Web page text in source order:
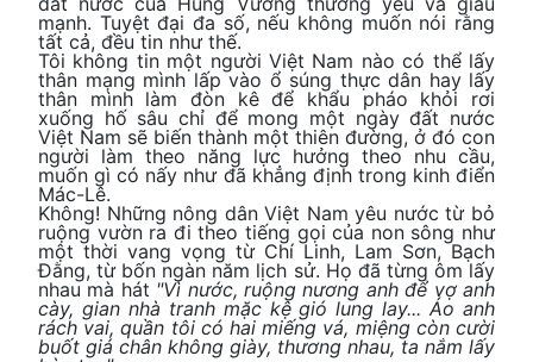
mạnh. Tuyệt đại đa số, nếu không muốn nói rằng
tất cả, đều tin như thế.
Tôi không tin một người Việt Nam nào có thể lấy
thân mạng mình lấp vào ổ súng thực dân hay lấy
thân mình làm đòn kê để khẩu pháo khỏi rơi
xuống hố sâu chỉ để mong một ngày đất nước
Việt Nam sẽ biến thành một thiên đường, ở đó con
người làm theo năng lực hưởng theo nhu cầu,
muốn gì có nấy như đã khẳng định trong kinh điển
Mác-Lê.
Không! Những nông dân Việt Nam yêu nước từ bỏ
ruộng vườn ra đi theo tiếng gọi của non sông như
một thời vang vọng từ Chí Linh, Lam Sơn, Bạch
Đằng, từ bốn ngàn năm lịch sử. Họ đã từng ôm lấy
nhau mà hát "Vì nước, ruộng nương anh để vợ anh
cày, gian nhà tranh mặc kệ gió lung lay... Áo anh
rách vai, quần tôi có hai miếng vá, miệng còn cười
buốt giá chân không giày, thương nhau, ta nắm lấy